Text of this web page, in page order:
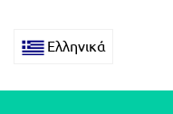
Ελληνικά